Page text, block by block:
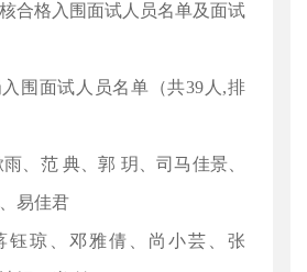
合格入围面试人员名单及面试
围面试人员名单（共39人,排
、范 典、郭 玥、司马佳景、
易佳君
钰琼、邓雅倩、尚小芸、张